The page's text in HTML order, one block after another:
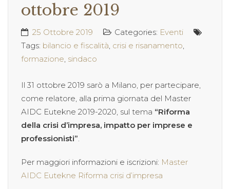
ottobre 2019
25 Ottobre 2019 Categories: Eventi
Tags: bilancio e fiscalità, crisi e risanamento,
formazione, sindaco
Il 31 ottobre 2019 sarò a Milano, per partecipare,
come relatore, alla prima giornata del Master
AIDC Eutekne 2019-2020, sul tema “Riforma
della crisi d’impresa, impatto per imprese e
professionisti”.
Per maggiori informazioni e iscrizioni: Master
AIDC Eutekne Riforma crisi d’impresa